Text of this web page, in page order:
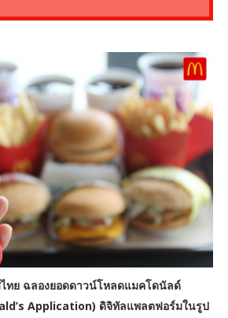
ทย ฉลองยอดดาวน์โหลดแมคโดนัลด์
Application) ดิจิทัลแพลตฟอร์มในรูป